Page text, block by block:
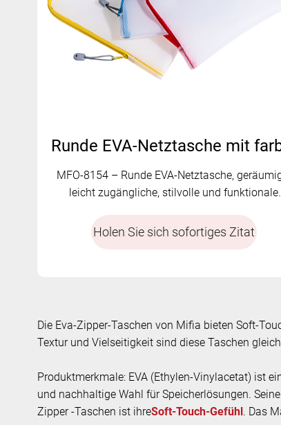
MFO-8154 – Runde EVA-Netztasche,
leicht zugängliche, stilvolle und funktionale
Holen Sie sich sofortiges Zitat
Die Eva-Zipper-Taschen von Mifia bieten Soft-
Textur und Vielseitigkeit sind diese Taschen
Produktmerkmale: EVA (Ethylen-Vinylacetat) ist
und nachhaltige Wahl für Speicherlösungen.
Zipper -Taschen ist ihreSoft-Touch-Gefühl. Das